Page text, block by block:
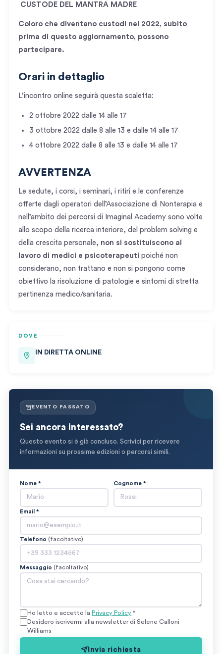
CUSTODE DEL MANTRA MADRE
Coloro che diventano custodi nel 2022, subito
prima di questo aggiornamento, possono
partecipare.
Orari in dettaglio
L’incontro online seguirà questa scaletta:
2 ottobre 2022 dalle 14 alle 17
3 ottobre 2022 dalle 8 alle 13 e dalle 14 alle 17
4 ottobre 2022 dalle 8 alle 13 e dalle 14 alle 17
AVVERTENZA
Le sedute, i corsi, i seminari, i ritiri e le conferenze
offerte dagli operatori dell’Associazione di Nonterapia e
nell’ambito dei percorsi di Imaginal Academy sono volte
allo scopo della ricerca interiore, del problem solving e
della crescita personale, non si sostituiscono al
lavoro di medici e psicoterapeuti poiché non
considerano, non trattano e non si pongono come
obiettivo la risoluzione di patologie e sintomi di stretta
pertinenza medico/sanitaria.
DOVE
IN DIRETTA ONLINE
EVENTO PASSATO
Sei ancora interessato?
Questo evento si è già concluso. Scrivici per ricevere
informazioni su prossime edizioni o percorsi simili.
Nome * Cognome *
Email *
Telefono (facoltativo)
Messaggio (facoltativo)
Ho letto e accetto la Privacy Policy *
Desidero iscrivermi alla newsletter di Selene Calloni
Williams
Invia richiesta